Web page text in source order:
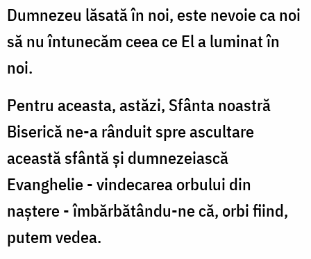
Dumnezeu lăsată în noi, este nevoie ca noi
să nu întunecăm ceea ce El a luminat în
noi.
Pentru aceasta, astăzi, Sfânta noastră
Biserică ne-a rânduit spre ascultare
această sfântă şi dumnezeiască
Evanghelie - vindecarea orbului din
naştere - îmbărbătându-ne că, orbi fiind,
putem vedea.